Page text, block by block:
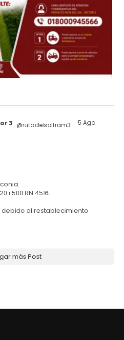
3 @rutadelsoltram3 · 5 Ago
RN 4516.
al restablecimiento
más Post